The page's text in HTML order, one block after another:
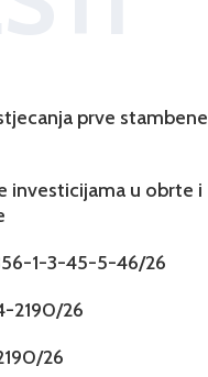
prve stambene
investicijama u obrte i
1-3-45-5-46/26
2190/26
26